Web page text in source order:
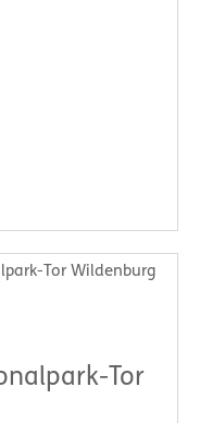
Tor Wildenburg
Tor